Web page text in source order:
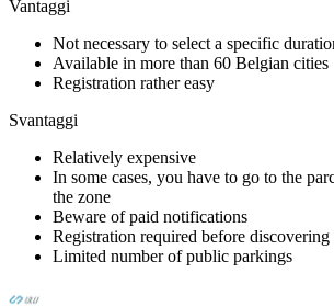
Vantaggi
Not necessary to select a specific
Available in more than 60 Belgian cities
Registration rather easy
Svantaggi
Relatively expensive
In some cases, you have to go to the
the zone
Beware of paid notifications
Registration required before discovering
Limited number of public parkings